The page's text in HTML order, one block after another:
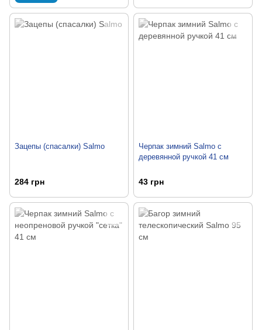
Зацепы (cпасалки) Salmo
284 грн
Черпак зимний Salmo с
деревянной ручкой 41 см
43 грн